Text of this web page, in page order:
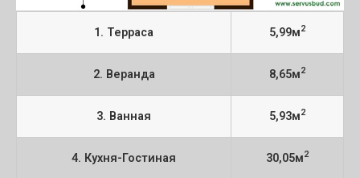
1. Терраса 5,99м2
2. Веранда 8,65м2
3. Ванная 5,93м2
4. Кухня-Гостиная 30,05м2